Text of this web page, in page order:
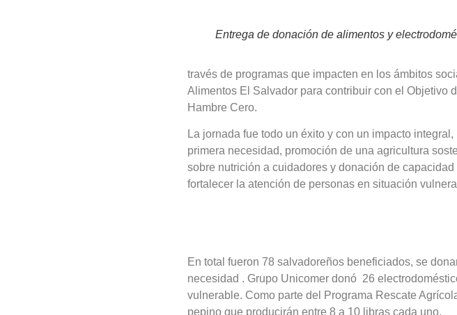
Entrega de donación de alimentos y
través de programas que impacten en los ámbitos
Alimentos El Salvador para contribuir con el Objetivo
Hambre Cero.
La jornada fue todo un éxito y con un impacto
primera necesidad, promoción de una agricultura
sobre nutrición a cuidadores y donación de
fortalecer la atención de personas en situación
En total fueron 78 salvadoreños beneficiados, se
necesidad . Grupo Unicomer donó 26
vulnerable. Como parte del Programa Rescate
pepino que producirán entre 8 a 10 libras cada uno.